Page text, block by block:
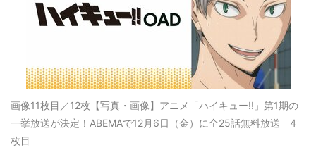
画像11枚目／12枚 【写真・画像】アニメ「ハイキュー!!」第1期の
一挙放送が決定！ABEMAで12月6日（金）に全25話無料放送 4
枚目